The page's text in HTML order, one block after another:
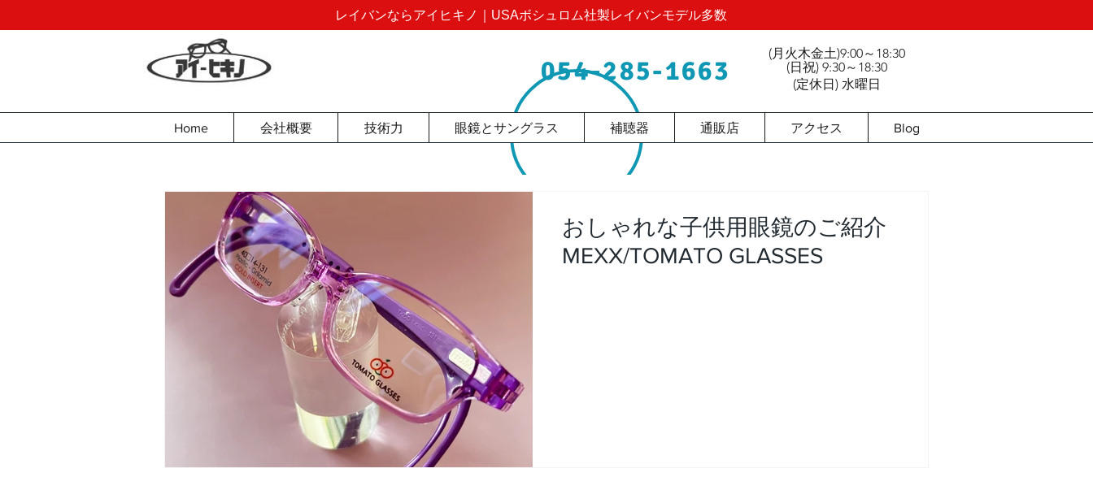
レイバンならアイヒキノ｜USAボシュロム社製レイバンモデル多数
054-285-1663
(月火木金土)9:00～18:30
(日祝) 9:30～18:30
(定休日) 水曜日
Home 会社概要 技術力 眼鏡とサングラス 補聴器 通販店 アクセス Blog
おしゃれな子供用眼鏡のご紹介
MEXX/TOMATO GLASSES